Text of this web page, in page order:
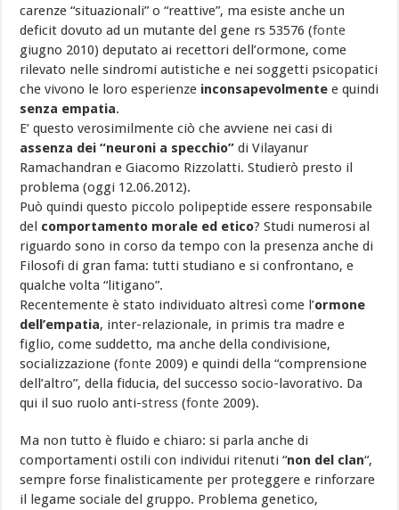
carenze “situazionali” o “reattive”, ma esiste anche un
deficit dovuto ad un mutante del gene rs 53576 (fonte
giugno 2010) deputato ai recettori dell’ormone, come
rilevato nelle sindromi autistiche e nei soggetti psicopatici
che vivono le loro esperienze inconsapevolmente e quindi
senza empatia.
E’ questo verosimilmente ciò che avviene nei casi di
assenza dei “neuroni a specchio” di Vilayanur
Ramachandran e Giacomo Rizzolatti. Studierò presto il
problema (oggi 12.06.2012).
Può quindi questo piccolo polipeptide essere responsabile
del comportamento morale ed etico? Studi numerosi al
riguardo sono in corso da tempo con la presenza anche di
Filosofi di gran fama: tutti studiano e si confrontano, e
qualche volta “litigano”.
Recentemente è stato individuato altresì come l’ormone
dell’empatia, inter-relazionale, in primis tra madre e
figlio, come suddetto, ma anche della condivisione,
socializzazione (fonte 2009) e quindi della “comprensione
dell’altro”, della fiducia, del successo socio-lavorativo. Da
qui il suo ruolo anti-stress (fonte 2009).
Ma non tutto è fluido e chiaro: si parla anche di
comportamenti ostili con individui ritenuti “non del clan“,
sempre forse finalisticamente per proteggere e rinforzare
il legame sociale del gruppo. Problema genetico,